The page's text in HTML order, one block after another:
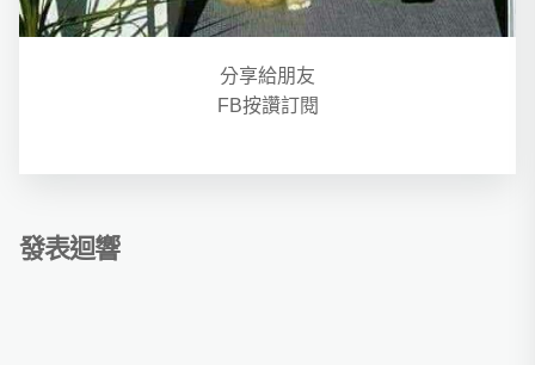
分享給朋友
FB按讚訂閱
發表迴響